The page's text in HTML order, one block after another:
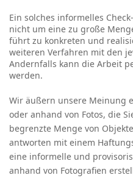
Ein solches informelles
nicht um eine zu große
führt zu konkreten und
weiteren Verfahren mit den
Andernfalls kann die Arbeit
werden.
Wir äußern unsere Meinung
oder anhand von Fotos, die
begrenzte Menge von
antworten mit einem
eine informelle und
anhand von Fotografien